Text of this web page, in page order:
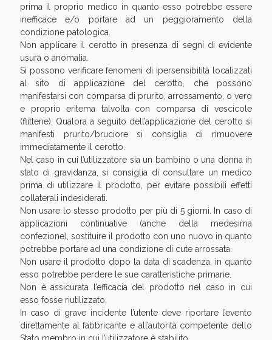
prima il proprio medico in quanto esso potrebbe essere
inefficace e/o portare ad un peggioramento della
condizione patologica.
Non applicare il cerotto in presenza di segni di evidente
usura o anomalia.
Si possono verificare fenomeni di ipersensibilità localizzati
al sito di applicazione del cerotto, che possono
manifestarsi con comparsa di prurito, arrossamento, o vero
e proprio eritema talvolta con comparsa di vescicole
(flittene). Qualora a seguito dell’applicazione del cerotto si
manifesti prurito/bruciore si consiglia di rimuovere
immediatamente il cerotto.
Nel caso in cui l’utilizzatore sia un bambino o una donna in
stato di gravidanza, si consiglia di consultare un medico
prima di utilizzare il prodotto, per evitare possibili effetti
collaterali indesiderati.
Non usare lo stesso prodotto per più di 5 giorni. In caso di
applicazioni continuative (anche della medesima
confezione), sostituire il prodotto con uno nuovo in quanto
potrebbe portare ad una condizione di cute arrossata.
Non usare il prodotto dopo la data di scadenza, in quanto
esso potrebbe perdere le sue caratteristiche primarie.
Non è assicurata l’efficacia del prodotto nel caso in cui
esso fosse riutilizzato.
In caso di grave incidente l’utente deve riportare l’evento
direttamente al fabbricante e all’autorità competente dello
Vie Urinarie e Prostata: Sconti fino al 45% oggi!
Benessere Intestinale: Sconto fino al 55% valido
oggi!